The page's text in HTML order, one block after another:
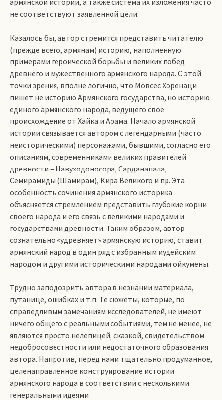
не соответствуют заявленной цели.
Казалось бы, автор стремится представить читателю
(прежде всего, армянам) историю, наполненную
примерами героической борьбы и великих побед
древнего и мужественного армянского народа. С этой
точки зрения, вполне логично, что Мовсес Хоренаци
пишет не историю Армянского государства, но историю
единого армянского народа, ведущего свое
происхождение от Хайка и Арама. Начало армянской
истории связывается автором с легендарными (часто
неисторическими) персонажами, бывшими, согласно его
описаниям, современниками великих правителей
древности – Навуходоносора, Сарданапала,
Семирамиды (Шамирам), Кира Великого и пр. Эта
особенность сочинения армянского историка
объясняется стремлением представить глубокие корни
своего народа и его связь с великими народами и
государствами древности. Таким образом, автор
сознательно «удревняет» армянскую историю, ставит
армянский народ в один ряд с избранным иудейским
народом и другими историческими народами ойкумены.
Трудно заподозрить автора в незнании материала,
путанице, ошибках и т.п. Те сюжеты, которые, по
справедливым замечаниям исследователей, не имеют
ничего общего с реальными событиями, тем не менее, не
являются просто нелепицей, сказкой, свидетельством
недобросовестности или недостаточного образования
автора. Напротив, перед нами тщательно продуманное,
целенаправленное конструирование истории
армянского народа в соответствии с несколькими
генеральными идеями